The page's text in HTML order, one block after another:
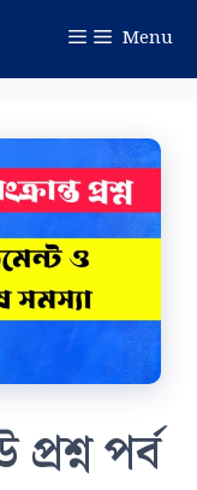
Menu
প্রশ্ন পর্ব